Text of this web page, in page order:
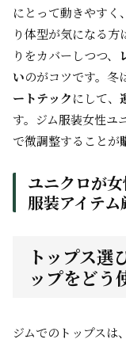
にとって動きやすく
り体型が気になる方
りをカバーしつつ、
いのがコツです。冬
ートテックにして、
す。ジム服装女性ユ
で微調整することが
ユニクロが
服装アイテム
トップス選
ップをどう
ジムでのトップスは